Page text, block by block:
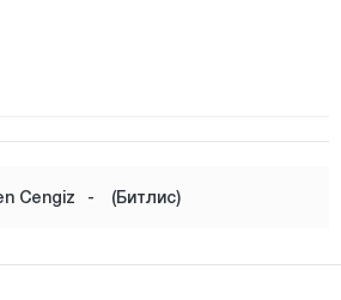
Cengiz - (Битлис)